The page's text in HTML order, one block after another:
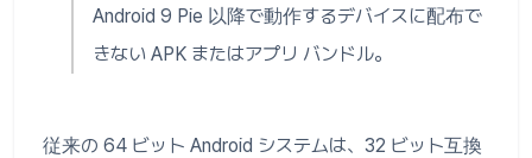
Android 9 Pie 以降で動作するデバイスに配布で
きない APK またはアプリ バンドル。
従来の 64 ビット Android システムは、32 ビット互換